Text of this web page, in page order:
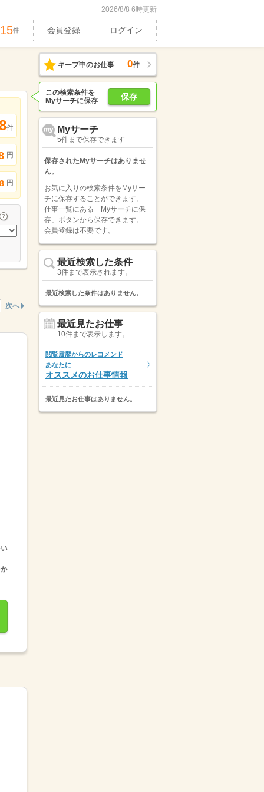
2026/8/8 6時更新
件 会員登録 ログイン
件
円
円
次へ
キープ中のお仕事 0件
保存
この検索条件を
Myサーチに保存
Myサーチ
5件まで保存できます
保存されたMyサーチはありませ
ん。
お気に入りの検索条件をMyサー
チに保存することができます。
仕事一覧にある「Myサーチに保
存」ボタンから保存できます。
会員登録は不要です。
最近検索した条件
3件まで表示されます。
最近検索した条件はありません。
最近見たお仕事
10件まで表示します。
閲覧履歴からのレコメンド
あなたに
オススメのお仕事情報
最近見たお仕事はありません。